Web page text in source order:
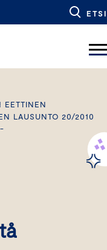
ETSI
EETTINEN
LAUSUNTO 20/2010